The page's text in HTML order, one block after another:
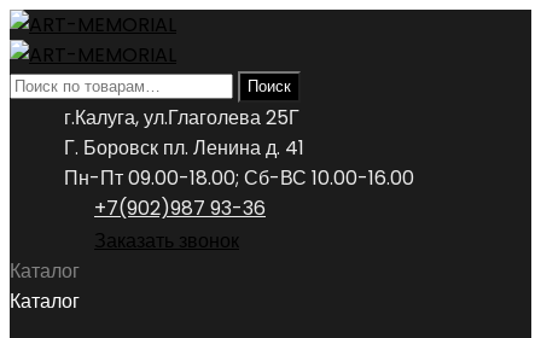
Искать: Поиск
г.Калуга, ул.Глаголева 25Г
Г. Боровск пл. Ленина д. 41
Пн-Пт 09.00-18.00; Сб-ВС 10.00-16.00
+7(902)987 93-36
Заказать звонок
Каталог
Каталог